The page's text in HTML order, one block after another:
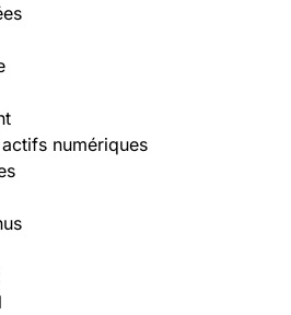
numériques